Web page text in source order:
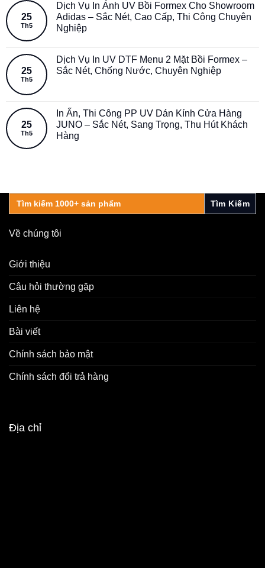
25
Th5
Dịch Vụ In Ảnh UV Bồi Formex Cho Showroom
Adidas – Sắc Nét, Cao Cấp, Thi Công Chuyên
Nghiệp
25
Th5
Dịch Vụ In UV DTF Menu 2 Mặt Bồi Formex –
Sắc Nét, Chống Nước, Chuyên Nghiệp
25
Th5
In Ấn, Thi Công PP UV Dán Kính Cửa Hàng
JUNO – Sắc Nét, Sang Trọng, Thu Hút Khách
Hàng
Search
for:
Về chúng tôi
Giới thiệu
Câu hỏi thường gặp
Liên hệ
Bài viết
Chính sách bảo mật
Chính sách đổi trả hàng
Địa chỉ